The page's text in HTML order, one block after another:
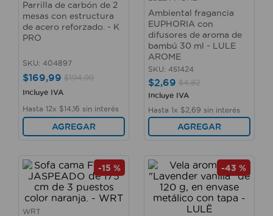
Parrilla de carbón de 2
mesas con estructura
de acero reforzado. - K
PRO
SKU: 404897
$169,99 $194,99
Incluye IVA
Hasta 12x $1416 sin interés
AGREGAR
Ambiental fragancia
EUPHORIA con
difusores de aroma de
bambú 30 ml - LULE
AROME
SKU: 451424
$2,69 $4,82
Incluye IVA
Hasta 1x $2 69 sin interés
AGREGAR
-15 %
WRT
-43 %
taladro